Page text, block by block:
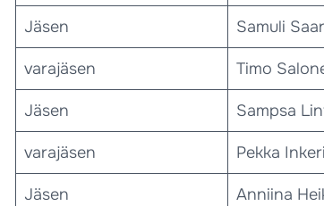
Jäsen Samuli
varajäsen Timo
Jäsen Sampsa
varajäsen Pekka Inkeri
Jäsen Anniina